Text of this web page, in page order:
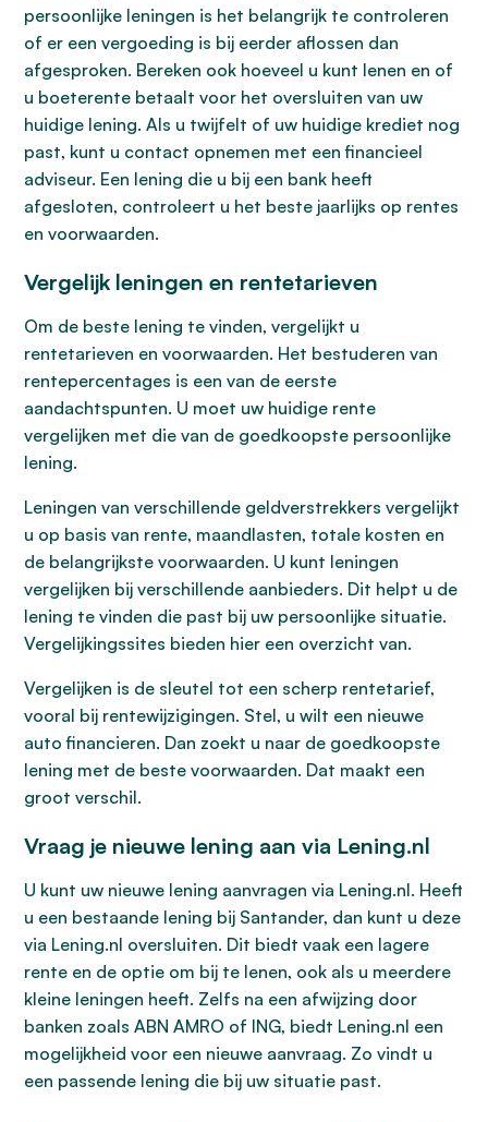
persoonlijke leningen is het belangrijk te controleren
of er een vergoeding is bij eerder aflossen dan
afgesproken. Bereken ook hoeveel u kunt lenen en of
u boeterente betaalt voor het oversluiten van uw
huidige lening. Als u twijfelt of uw huidige krediet nog
past, kunt u contact opnemen met een financieel
adviseur. Een lening die u bij een bank heeft
afgesloten, controleert u het beste jaarlijks op rentes
en voorwaarden.
Vergelijk leningen en rentetarieven
Om de beste lening te vinden, vergelijkt u
rentetarieven en voorwaarden. Het bestuderen van
rentepercentages is een van de eerste
aandachtspunten. U moet uw huidige rente
vergelijken met die van de goedkoopste persoonlijke
lening.
Leningen van verschillende geldverstrekkers vergelijkt
u op basis van rente, maandlasten, totale kosten en
de belangrijkste voorwaarden. U kunt leningen
vergelijken bij verschillende aanbieders. Dit helpt u de
lening te vinden die past bij uw persoonlijke situatie.
Vergelijkingssites bieden hier een overzicht van.
Vergelijken is de sleutel tot een scherp rentetarief,
vooral bij rentewijzigingen. Stel, u wilt een nieuwe
auto financieren. Dan zoekt u naar de goedkoopste
lening met de beste voorwaarden. Dat maakt een
groot verschil.
Vraag je nieuwe lening aan via Lening.nl
U kunt uw nieuwe lening aanvragen via Lening.nl. Heeft
u een bestaande lening bij Santander, dan kunt u deze
via Lening.nl oversluiten. Dit biedt vaak een lagere
rente en de optie om bij te lenen, ook als u meerdere
kleine leningen heeft. Zelfs na een afwijzing door
banken zoals ABN AMRO of ING, biedt Lening.nl een
mogelijkheid voor een nieuwe aanvraag. Zo vindt u
een passende lening die bij uw situatie past.